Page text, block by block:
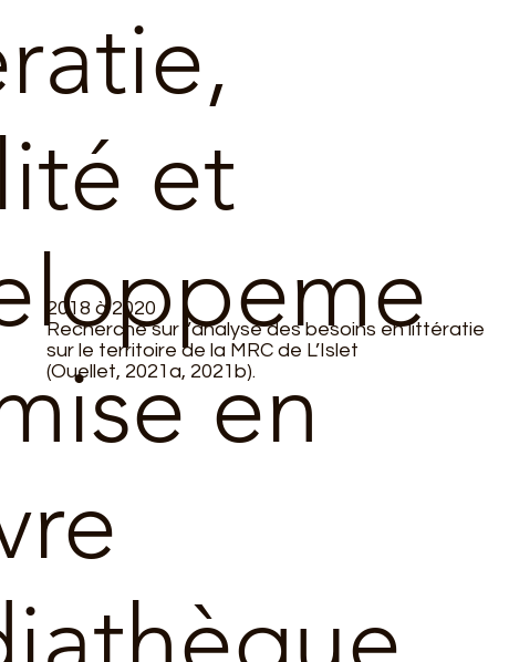
et
en
2018 à 2020​
Recherche sur l’analyse des besoins en littératie
sur le territoire de la MRC de L’Islet
(Ouellet, 2021a, 2021b).